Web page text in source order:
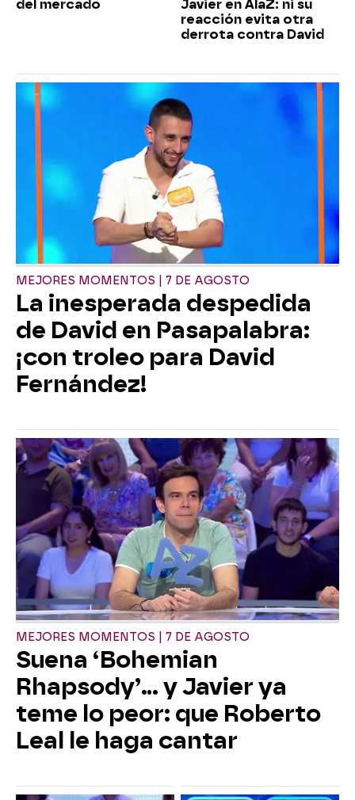
del mercado
Javier en AlaZ: ni su
reacción evita otra
derrota contra David
MEJORES MOMENTOS | 7 DE AGOSTO
La inesperada despedida
de David en Pasapalabra:
¡con troleo para David
Fernández!
MEJORES MOMENTOS | 7 DE AGOSTO
Suena ‘Bohemian
Rhapsody’... y Javier ya
teme lo peor: que Roberto
Leal le haga cantar